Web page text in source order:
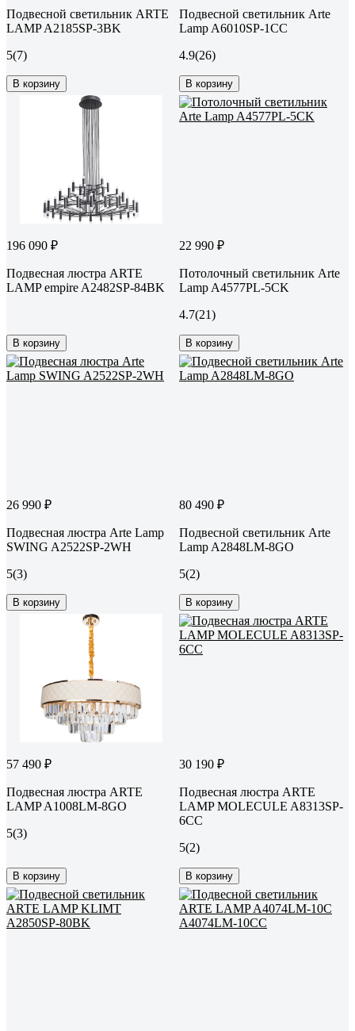
Подвесной светильник ARTE
LAMP A2185SP-3BK
5(7)
В корзину
Подвесной светильник Arte
Lamp A6010SP-1CC
4.9(26)
В корзину
196 090 ₽
Подвесная люстра ARTE
LAMP empire A2482SP-84BK
В корзину
22 990 ₽
Потолочный светильник Arte
Lamp A4577PL-5CK
4.7(21)
В корзину
26 990 ₽
Подвесная люстра Arte Lamp
SWING A2522SP-2WH
5(3)
В корзину
80 490 ₽
Подвесной светильник Arte
Lamp A2848LM-8GO
5(2)
В корзину
57 490 ₽
Подвесная люстра ARTE
LAMP A1008LM-8GO
5(3)
В корзину
30 190 ₽
Подвесная люстра ARTE
LAMP MOLECULE A8313SP-
6CC
5(2)
В корзину